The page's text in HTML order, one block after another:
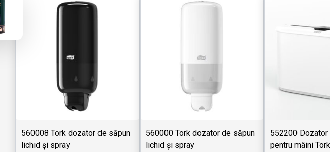
560008 Tork dozator de săpun
lichid și spray
560000 Tork dozator de săpun
lichid și spray
552200
pentru mâini